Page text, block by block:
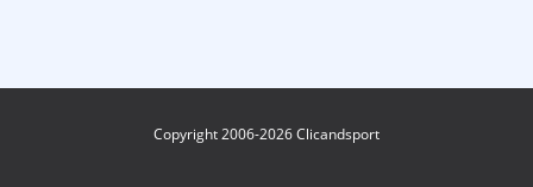
Copyright 2006-2026 Clicandsport